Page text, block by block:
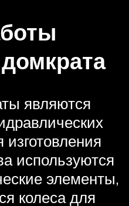
являются
используются
элементы,
колеса для